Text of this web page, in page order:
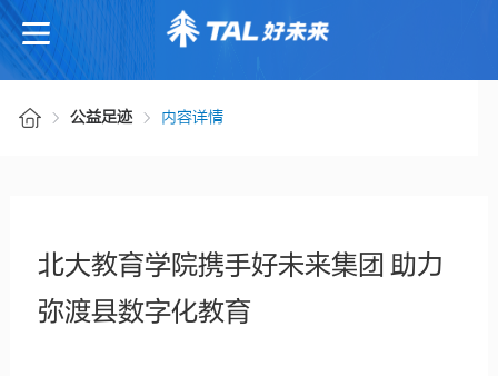
公益足迹 内容详情
北大教育学院携手好未来集团 助力
弥渡县数字化教育